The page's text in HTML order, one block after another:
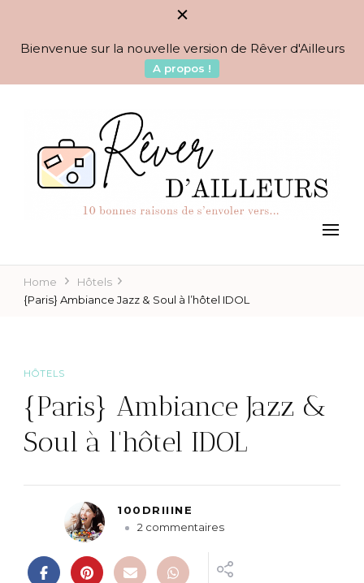
Bienvenue sur la nouvelle version de Rêver d'Ailleurs
A propos !
Rêver d'Ailleurs – 10
raisons de s'envoler vers…
BLOG VOYAGES DEPUIS 2010
Home
Hôtels
{Paris} Ambiance Jazz & Soul à l’hôtel IDOL
HÔTELS
{Paris} Ambiance Jazz &
Soul à l’hôtel IDOL
100DRIIINE
2 commentairess
{